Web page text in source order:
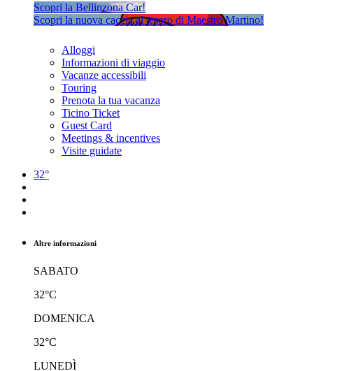
Scopri la Bellinzona Car!
Scopri la nuova caccia al tesoro di Maestro Martino!
Alloggi
Informazioni di viaggio
Vacanze accessibili
Touring
Prenota la tua vacanza
Ticino Ticket
Guest Card
Meetings & incentives
Visite guidate
32°
Altre informazioni
SABATO
32°C
DOMENICA
32°C
LUNEDÌ